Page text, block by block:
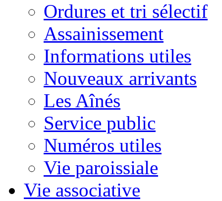
Ordures et tri sélectif
Assainissement
Informations utiles
Nouveaux arrivants
Les Aînés
Service public
Numéros utiles
Vie paroissiale
Vie associative